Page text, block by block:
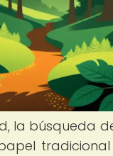
la búsqueda